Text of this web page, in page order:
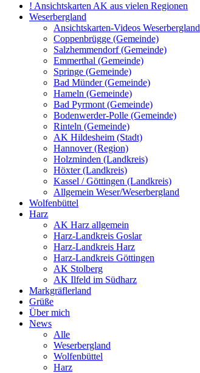
! Ansichtskarten AK aus vielen Regionen
Weserbergland
Ansichtskarten-Videos Weserbergland
Coppenbrügge (Gemeinde)
Salzhemmendorf (Gemeinde)
Emmerthal (Gemeinde)
Springe (Gemeinde)
Bad Münder (Gemeinde)
Hameln (Gemeinde)
Bad Pyrmont (Gemeinde)
Bodenwerder-Polle (Gemeinde)
Rinteln (Gemeinde)
AK Hildesheim (Stadt)
Hannover (Region)
Holzminden (Landkreis)
Höxter (Landkreis)
Kassel / Göttingen (Landkreis)
Allgemein Weser/Weserbergland
Wolfenbüttel
Harz
AK Harz allgemein
Harz-Landkreis Goslar
Harz-Landkreis Harz
Harz-Landkreis Göttingen
AK Stolberg
AK Ilfeld im Südharz
Markgräflerland
Grüße
Über mich
News
Alle
Weserbergland
Wolfenbüttel
Harz